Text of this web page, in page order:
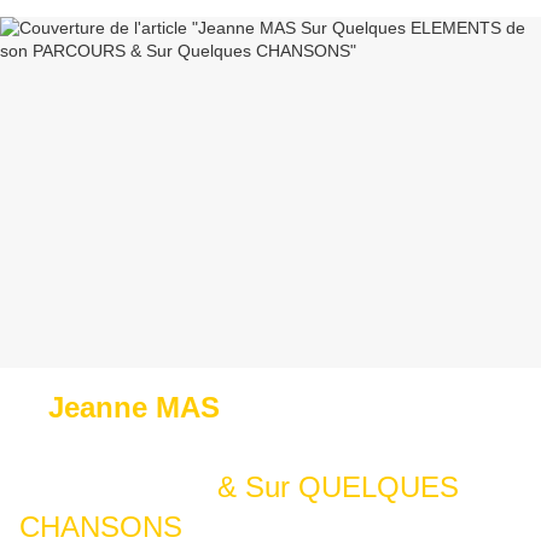
Jeanne MAS
& Sur QUELQUES
CHANSONS